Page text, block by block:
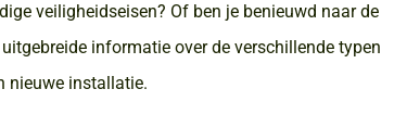
veiligheidseisen? Of ben je benieuwd naar de
informatie over de verschillende typen
nieuwe installatie.